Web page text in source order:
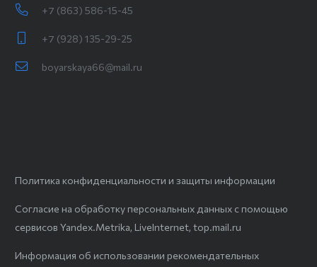
+7 (863) 586-15-45
+7 (928) 135-29-25
boyarskaya66@mail.ru
Политика конфиденциальности и защиты информации
Согласие на обработку персональных данных с помощью
сервисов Yandex.Metrika, LiveInternet, top.mail.ru
Информация об использовании рекомендательных